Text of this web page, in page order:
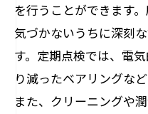
を行うことができます
気づかないうちに深刻
す。定期点検では、電
り減ったベアリングな
また、クリーニングや